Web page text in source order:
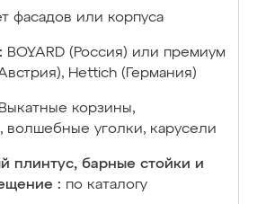
фасадов или корпуса
BOYARD (Россия) или премиум
Hettich (Германия)
Выкатные корзины,
волшебные уголки, карусели
плинтус, барные стойки и
: по каталогу